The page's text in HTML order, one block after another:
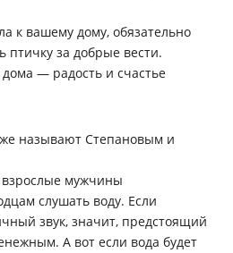
к вашему дому, обязательно
птичку за добрые вести.
— радость и счастье
называют Степановым и
мужчины
слушать воду. Если
звук, значит, предстоящий
А вот если вода будет